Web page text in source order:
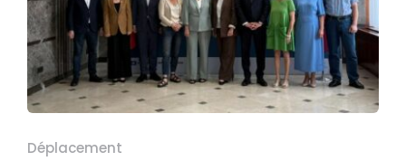
Déplacement